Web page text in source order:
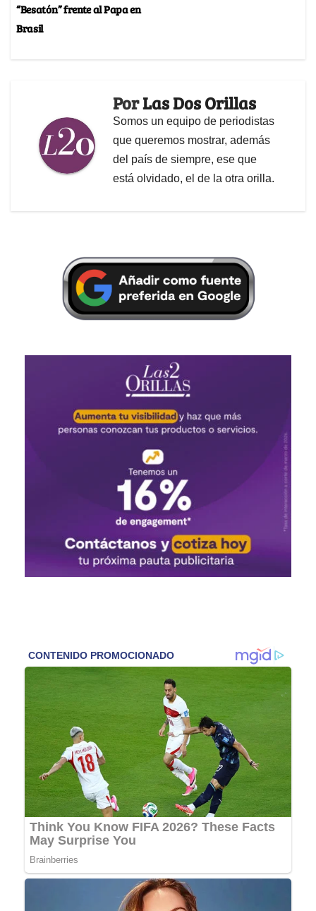
“Besatón” frente al Papa en
Brasil
PorLas Dos Orillas
Somos un equipo de periodistas
que queremos mostrar, además
del país de siempre, ese que
está olvidado, el de la otra orilla.